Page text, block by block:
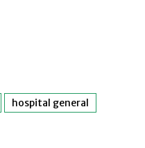
hospital general